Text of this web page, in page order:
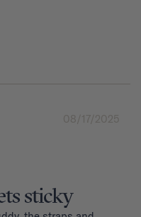
08/17/2025
sticky